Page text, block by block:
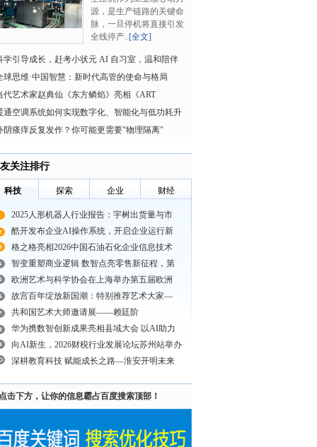
源，是生产链路的关键命
脉，一旦停机将直接引发
全线停产..[全文]
学引导成长，赶考小状元 AI 自习室，温和陪伴
步
球思维·中国智慧：新时代高管的使命与格局
代艺术家赵典仙《东方鳞焰》亮相《ART
》第37届国际
通空调系统如何实现数字化、智能化与低功耗升
搏力谋新品
阴瘙痒反复发作？你可能更需要"物理隔离"
关注排行
科技 探索 企业 财经
2025人形机器人行业报告：宇树出货量与市
酷开发布企业AI操作系统，开启企业运行新
格之格亮相2026中国石油石化企业信息技术
智变重塑商业逻辑 数智点亮零售新征程，第
欧洲艺术与科学协会在上海举办第五届欧洲
故宫百年绽放新国潮：特别推荐艺术大家—
共和国艺术大师邀请展——赖廷阶
华为携数智创新成果亮相县域大会 以AI助力
向AI新生，2026财税行业发展论坛苏州站举办
深耕教育科技 赋能成长之路—淮安开明未来
击下方，让你的信息霸占百度搜索顶部！